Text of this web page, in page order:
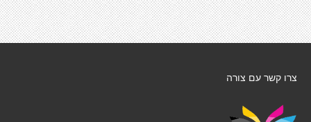
צרו קשר עם צורה